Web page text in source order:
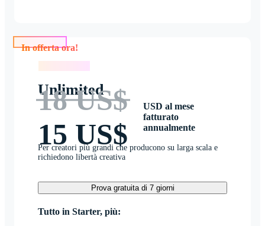
Unlimited
18 US$
15 US$
USD al mese
fatturato
annualmente
Per creatori più grandi che producono su larga scala e
richiedono libertà creativa
Prova gratuita di 7 giorni
Tutto in Starter, più: